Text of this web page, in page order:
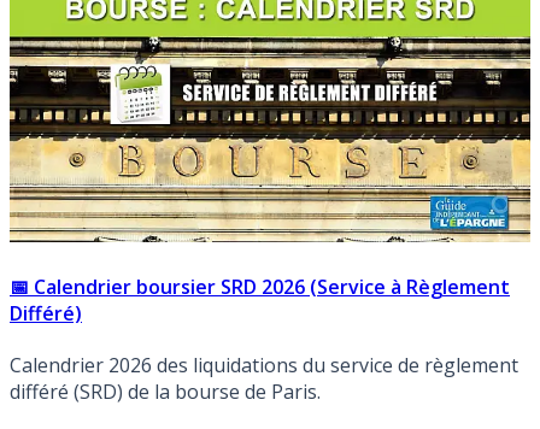
📅 Calendrier boursier SRD 2026 (Service à Règlement
Différé)
Calendrier 2026 des liquidations du service de règlement
différé (SRD) de la bourse de Paris.